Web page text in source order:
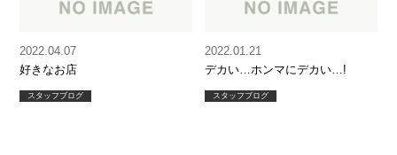
好きなお店
2022.04.07
スタッフブログ
デカい…ホンマにデカい…!
2022.01.21
スタッフブログ